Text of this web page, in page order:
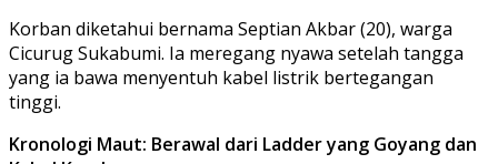
Korban diketahui bernama Septian Akbar (20), warga
Cicurug Sukabumi. Ia meregang nyawa setelah tangga
yang ia bawa menyentuh kabel listrik bertegangan
tinggi.
Kronologi Maut: Berawal dari Ladder yang Goyang dan